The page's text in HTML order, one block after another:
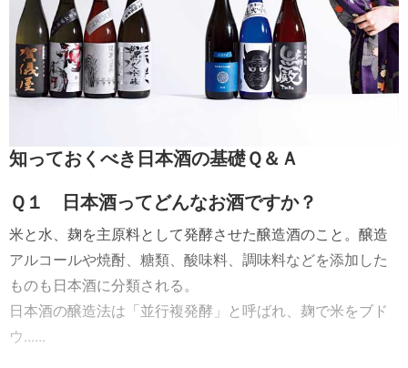
知っておくべき日本酒の基礎Ｑ＆Ａ
Ｑ１ 日本酒ってどんなお酒ですか？
米と水、麹を主原料として発酵させた醸造酒のこと。醸造
アルコールや焼酎、糖類、酸味料、調味料などを添加した
ものも日本酒に分類される。
日本酒の醸造法は「並行複発酵」と呼ばれ、麹で米をブド
ウ......